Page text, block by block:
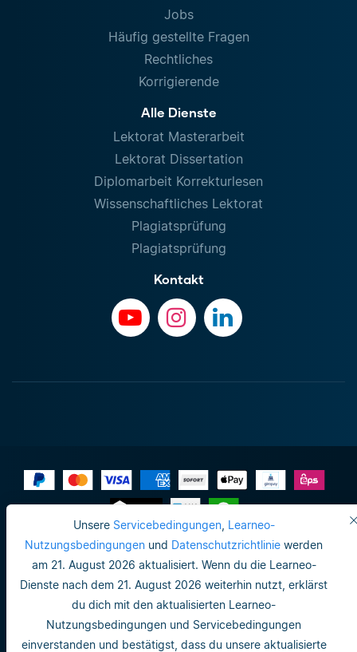
Unsere Servicebedingungen, Learneo-
Nutzungsbedingungen und Datenschutzrichtlinie werden
am 21. August 2026 aktualisiert. Wenn du die Learneo-
Dienste nach dem 21. August 2026 weiterhin nutzt, erklärst
du dich mit den aktualisierten Learneo-
Nutzungsbedingungen und Servicebedingungen
einverstanden und bestätigst, dass du unsere aktualisierte
Jobs
Häufig gestellte Fragen
Rechtliches
Korrigierende
Alle Dienste
Lektorat Masterarbeit
Lektorat Dissertation
Diplomarbeit Korrekturlesen
Wissenschaftliches Lektorat
Plagiatsprüfung
Plagiatsprüfung
Kontakt
Impressum
Datenschutzrichtlinie
Do not sell or share my personal info
Nutzungsbedingungen